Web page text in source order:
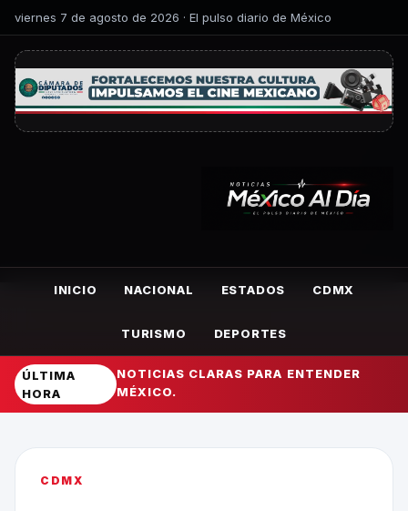
viernes 7 de agosto de 2026 · El pulso diario de México
INICIO NACIONAL ESTADOS CDMX
TURISMO DEPORTES
ÚLTIMA
HORA
NOTICIAS CLARAS PARA ENTENDER
MÉXICO.
CDMX